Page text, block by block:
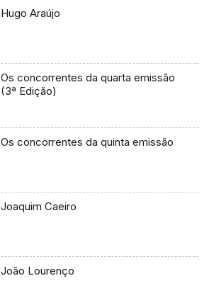
Hugo Araújo
Os concorrentes da quarta emissão
(3ª Edição)
Os concorrentes da quinta emissão
Joaquim Caeiro
João Lourenço